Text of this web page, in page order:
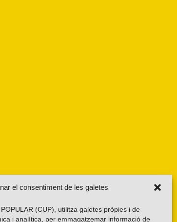
el consentiment de les galetes
(CUP), utilitza galetes pròpies i de
i analítica, per emmagatzemar informació de